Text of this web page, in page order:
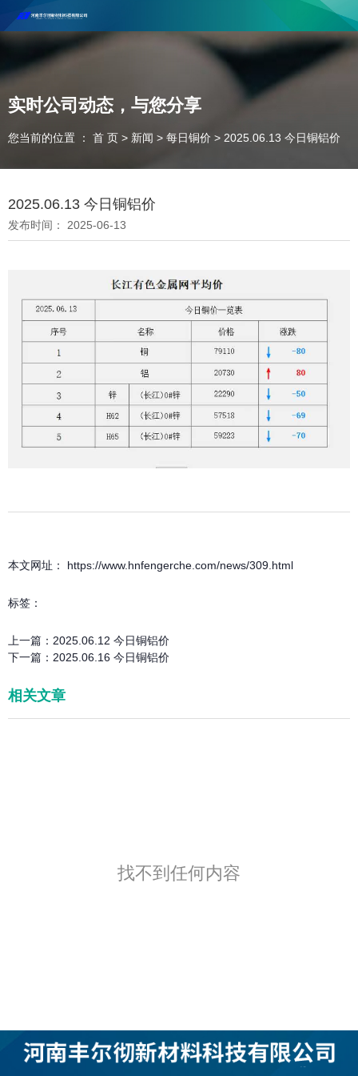
河南丰尔彻新材料科技有限公司欢迎合作咨询！
联系电话：18037947756
实时公司动态，与您分享
您当前的位置 ： 首 页 > 新闻 > 每日铜价 > 2025.06.13 今日铜铝价
2025.06.13 今日铜铝价
发布时间： 2025-06-13
本文网址： https://www.hnfengerche.com/news/309.html
标签：
上一篇： 2025.06.12 今日铜铝价
下一篇： 2025.06.16 今日铜铝价
相关文章
找不到任何内容